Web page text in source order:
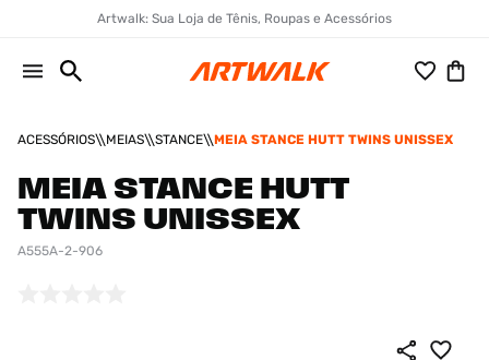
Artwalk: Sua Loja de Tênis, Roupas e Acessórios
ACESSÓRIOS MEIAS STANCE MEIA STANCE HUTT TWINS UNISSEX
MEIA STANCE HUTT
TWINS UNISSEX
A555A-2-906